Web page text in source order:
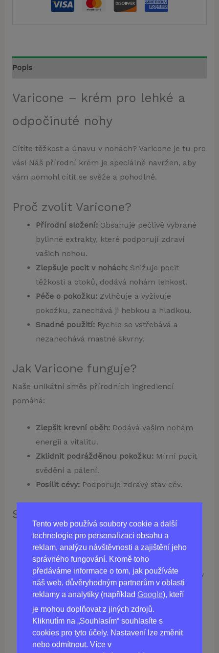
Tento web používá soubory cookie a další
technologie pro personalizaci obsahu a
reklam, analýzu návštěvnosti a zajištění jeho
správného fungování. Kromě toho
předáváme informace o tom, jak používáte
náš web, důvěryhodným partnerům v oblasti
reklamy a analytiky (například Google), kteří
je mohou doplňovat z jiných zdrojů.
Kliknutím na „Souhlasím“ souhlasíte s
cookies pro tyto účely. Nastavení lze změnit
nebo odmítnout. Více v
Popis
Varicone – krém pro lehké a
odpočinuté nohy
Cítíte těžkost a únavu v nohách? Varicone je tu pro
vás! Náš přírodní krém je speciálně navržen, aby
vám pomohl cítit se svěže a pohodlně.
Proč zvolit Varicone?
Přírodní složení:Obsahuje pečlivě vybrané
bylinné extrakty, které podporují zdraví
vašich nohou.
Zlepšuje pocit v nohách:Snižuje pocit
těžkosti a otoků, dodává nohám lehkost.
Péče o pokožku:Zvlhčuje a vyživuje
pokožku, zanechává ji hebkou a hladkou.
Snadné použití:Rychle se vstřebává a
nezanechává mastné skvrny.
Jak Varicone funguje?
Naše unikátní směs přírodních ingrediencí
pomáhá:
Zlepšit krevní oběh:Dodává vašim nohám
energii a vitalitu.
Zklidnit podrážděnou pokožku:Mírní pocit
svědění a pálení.
Posílit cévy:Podporuje zdravý stav cév.
Složení:
Extrakt z mateřídoušky lékařské:Má
protizánětlivé účinky a podporuje krevní
oběh.
Plody kaštanu koňského:Posilují cévní stěny
a zlepšují mikrocirkulaci.
Má detoxikační účinky a
podporuje regeneraci buněk.
Extrakt z třapatky asijské:Má protizánětlivé
a antioxidační vlastnosti.